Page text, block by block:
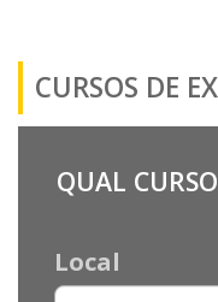
CURSOS DE
QUAL
Local